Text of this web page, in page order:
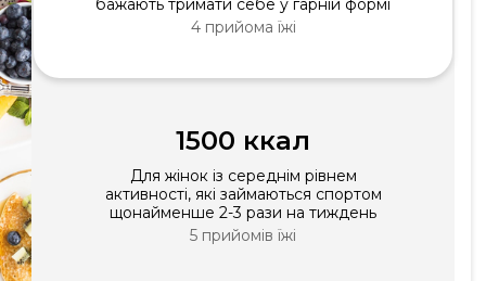
бажають тримати себе у гарній формі
4 прийома їжі
1500 ккал
Для жінок із середнім рівнем
активності, які займаються спортом
щонайменше 2-3 рази на тиждень
5 прийомів їжі